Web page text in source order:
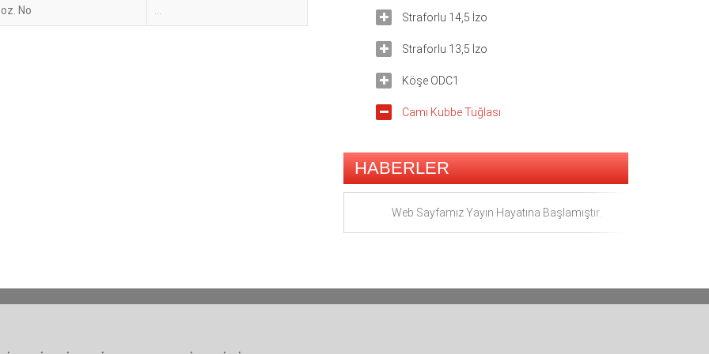
Straforlu 14,5 İzo
Straforlu 13,5 İzo
Köşe ODC1
Cami Kubbe Tuğlası
HABERLER
Web Sayfamız Yayın Hayatına Başlamıştır.
No